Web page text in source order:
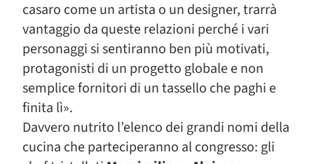
casaro come un artista o un designer, trarrà
vantaggio da queste relazioni perché i vari
personaggi si sentiranno ben più motivati,
protagonisti di un progetto globale e non
semplice fornitori di un tassello che paghi e
finita lì».
Davvero nutrito l’elenco dei grandi nomi della
cucina che parteciperanno al congresso: gli